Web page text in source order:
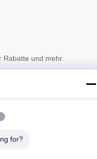
Rabatte und mehr.
for?